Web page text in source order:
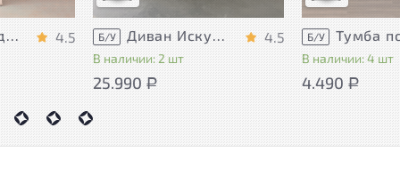
Шкаф для документов Vasanta ЛДСП Дуб Россия 4.5 Б/У
В наличии: 2 шт
4.5
25.990 Р
Б/У
В наличии: 4 шт
4.490 Р